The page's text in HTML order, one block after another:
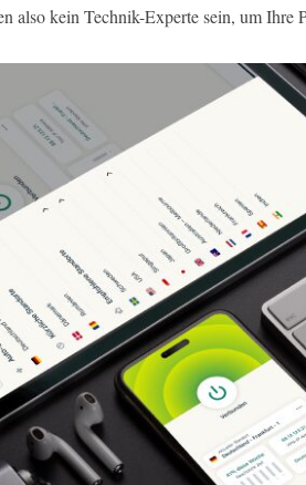
also kein Technik-Experte sein, um Ihre